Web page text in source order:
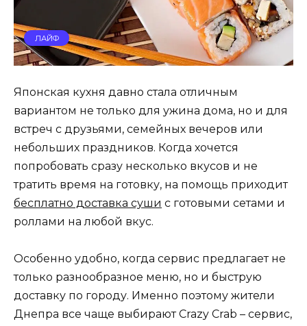
ЛАЙФ
Японская кухня давно стала отличным
вариантом не только для ужина дома, но и для
встреч с друзьями, семейных вечеров или
небольших праздников. Когда хочется
попробовать сразу несколько вкусов и не
тратить время на готовку, на помощь приходит
бесплатно доставка суши с готовыми сетами и
роллами на любой вкус.
Особенно удобно, когда сервис предлагает не
только разнообразное меню, но и быструю
доставку по городу. Именно поэтому жители
Днепра все чаще выбирают Crazy Crab – сервис,